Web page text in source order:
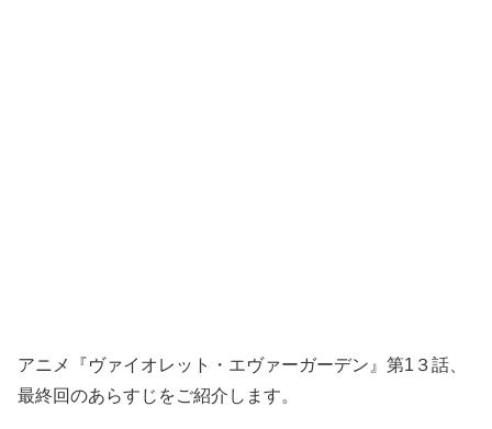
アニメ『ヴァイオレット・エヴァーガーデン』第1３話、
最終回のあらすじをご紹介します。